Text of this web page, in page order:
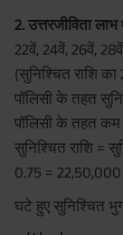
2. उत्तरजीविता लाभ
22वें, 24वें, 26वें,
(सुनिश्चित राशि
पॉलिसी के तहत
पॉलिसी के तहत कम
सुनिश्चित राशि =
0.75 = 22,50,000
घटे हुए सुनिश्चित